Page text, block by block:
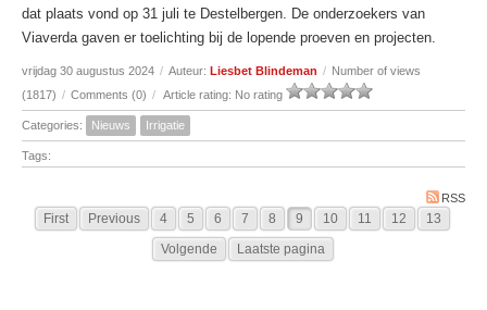
dat plaats vond op 31 juli te Destelbergen. De onderzoekers van
Viaverda gaven er toelichting bij de lopende proeven en projecten.
vrijdag 30 augustus 2024 / Auteur: Liesbet Blindeman / Number of views
(1817) / Comments (0) / Article rating: No rating
Categories: Nieuws Irrigatie
Tags:
RSS
First Previous 4 5 6 7 8 9 10 11 12
13
Volgende
Laatste pagina